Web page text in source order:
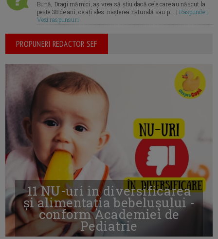
Bună, Dragi mămici, aș vrea să știu dacă cele care au născut la
peste 38 de ani, ce ați ales: nașterea naturală sau p... |Raspunde |
Vezi raspunsuri
PROPUNERI REDACTOR SEF
11 NU-uri in diversificarea
și alimentația bebelușului -
conform Academiei de
Pediatrie